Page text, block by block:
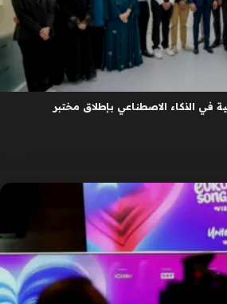
في الذكاء الاصطناعي بإطلاق مختبر